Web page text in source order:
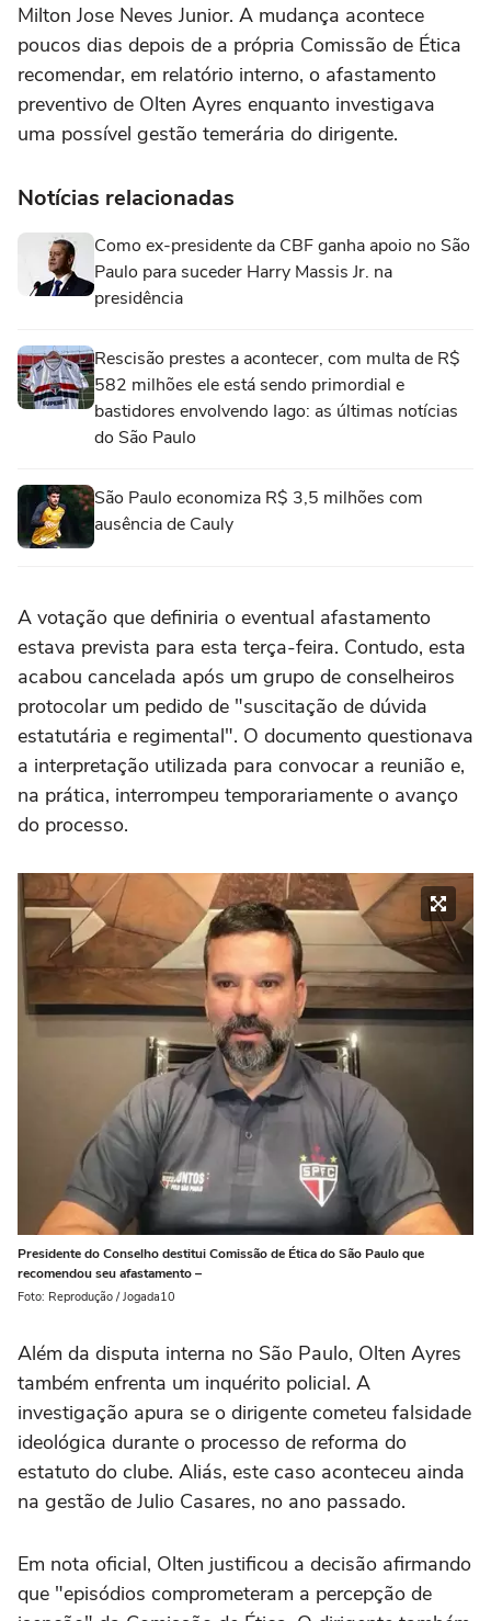
Milton Jose Neves Junior. A mudança acontece
poucos dias depois de a própria Comissão de Ética
recomendar, em relatório interno, o afastamento
preventivo de Olten Ayres enquanto investigava
uma possível gestão temerária do dirigente.
Notícias relacionadas
Como ex-presidente da CBF ganha apoio no São
Paulo para suceder Harry Massis Jr. na
presidência
Rescisão prestes a acontecer, com multa de R$
582 milhões ele está sendo primordial e
bastidores envolvendo Iago: as últimas notícias
do São Paulo
São Paulo economiza R$ 3,5 milhões com
ausência de Cauly
A votação que definiria o eventual afastamento
estava prevista para esta terça-feira. Contudo, esta
acabou cancelada após um grupo de conselheiros
protocolar um pedido de "suscitação de dúvida
estatutária e regimental". O documento questionava
a interpretação utilizada para convocar a reunião e,
na prática, interrompeu temporariamente o avanço
do processo.
Presidente do Conselho destitui Comissão de Ética do São Paulo que
recomendou seu afastamento –
Foto: Reprodução / Jogada10
Além da disputa interna no São Paulo, Olten Ayres
também enfrenta um inquérito policial. A
investigação apura se o dirigente cometeu falsidade
ideológica durante o processo de reforma do
estatuto do clube. Aliás, este caso aconteceu ainda
na gestão de Julio Casares, no ano passado.
Em nota oficial, Olten justificou a decisão afirmando
que "episódios comprometeram a percepção de